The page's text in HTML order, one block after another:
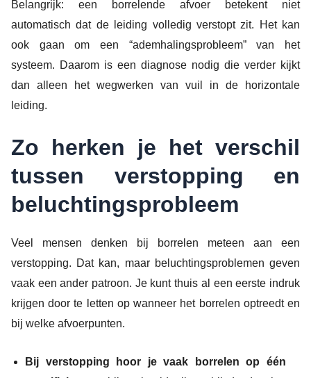
Belangrijk: een borrelende afvoer betekent niet
automatisch dat de leiding volledig verstopt zit. Het kan
ook gaan om een “ademhalingsprobleem” van het
systeem. Daarom is een diagnose nodig die verder kijkt
dan alleen het wegwerken van vuil in de horizontale
leiding.
Zo herken je het verschil
tussen verstopping en
beluchtingsprobleem
Veel mensen denken bij borrelen meteen aan een
verstopping. Dat kan, maar beluchtingsproblemen geven
vaak een ander patroon. Je kunt thuis al een eerste indruk
krijgen door te letten op wanneer het borrelen optreedt en
bij welke afvoerpunten.
Bij verstopping hoor je vaak borrelen op één